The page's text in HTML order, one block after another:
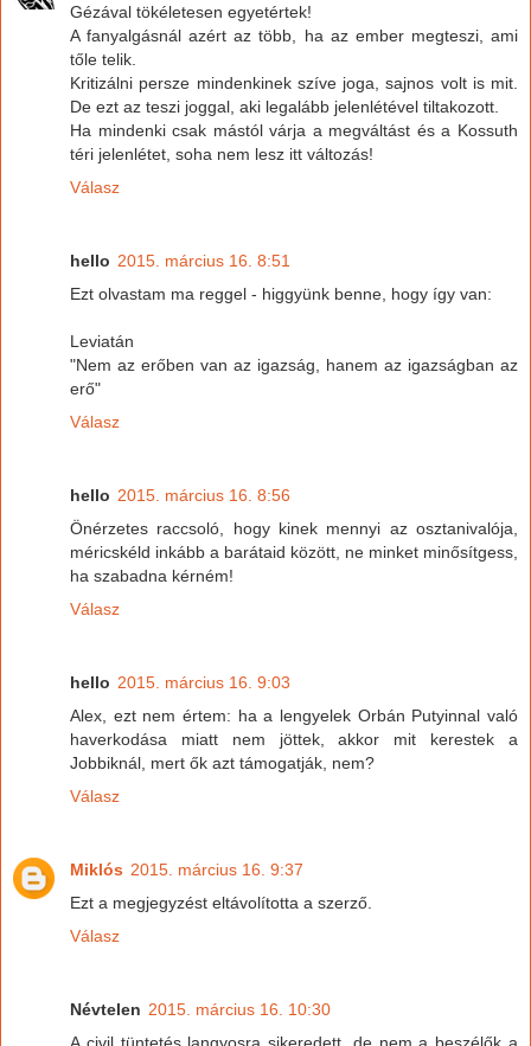
Gézával tökéletesen egyetértek!
A fanyalgásnál azért az több, ha az ember megteszi, ami
tőle telik.
Kritizálni persze mindenkinek szíve joga, sajnos volt is mit.
De ezt az teszi joggal, aki legalább jelenlétével tiltakozott.
Ha mindenki csak mástól várja a megváltást és a Kossuth
téri jelenlétet, soha nem lesz itt változás!
Válasz
hello 2015. március 16. 8:51
Ezt olvastam ma reggel - higgyünk benne, hogy így van:
Leviatán
"Nem az erőben van az igazság, hanem az igazságban az
erő"
Válasz
hello 2015. március 16. 8:56
Önérzetes raccsoló, hogy kinek mennyi az osztanivalója,
méricskéld inkább a barátaid között, ne minket minősítgess,
ha szabadna kérném!
Válasz
hello 2015. március 16. 9:03
Alex, ezt nem értem: ha a lengyelek Orbán Putyinnal való
haverkodása miatt nem jöttek, akkor mit kerestek a
Jobbiknál, mert ők azt támogatják, nem?
Válasz
Miklós 2015. március 16. 9:37
Ezt a megjegyzést eltávolította a szerző.
Válasz
Névtelen 2015. március 16. 10:30